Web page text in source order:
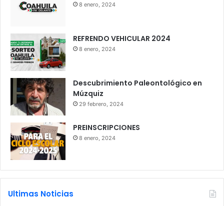
8 enero, 2024
REFRENDO VEHICULAR 2024
8 enero, 2024
Descubrimiento Paleontológico en
Múzquiz
29 febrero, 2024
PREINSCRIPCIONES
8 enero, 2024
Ultimas Noticias